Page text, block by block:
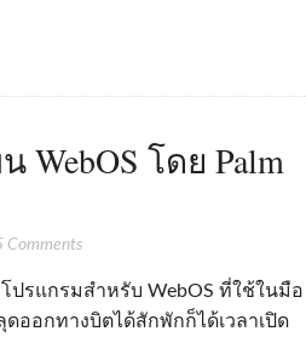
WebOS โดย Palm
Comments
ปรแกรมสำหรับ WebOS ที่ใช้ในมือ
ออกทางบิตได้สักพักก็ได้เวลาเปิด